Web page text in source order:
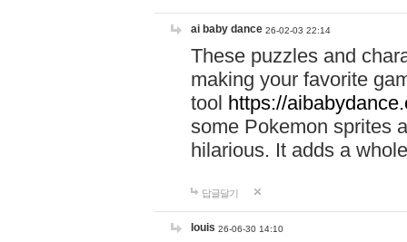
ai baby dance 26-02-03 22:14
These puzzles and
making your favorite
tool https://
some Pokemon sprites
hilarious. It adds a
답글달기
louis 26-06-30 14:10